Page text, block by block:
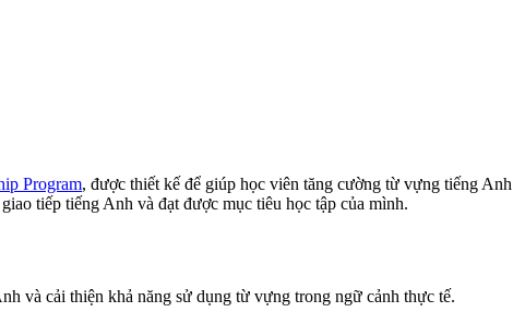
Program, được thiết kế để giúp học viên tăng cường từ vựng tiếng
tiếp tiếng Anh và đạt được mục tiêu học tập của mình.
và cải thiện khả năng sử dụng từ vựng trong ngữ cảnh thực tế.